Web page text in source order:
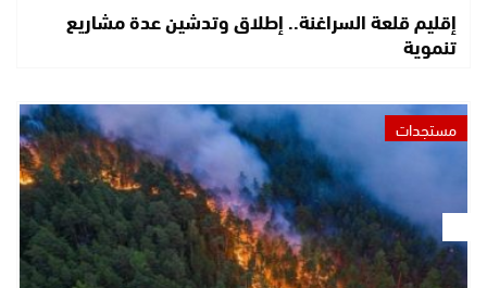
إقليم قلعة السراغنة.. إطلاق وتدشين عدة مشاريع
تنموية
مستجدات